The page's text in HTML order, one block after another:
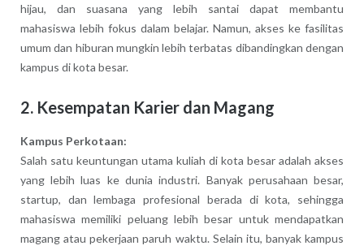
hijau, dan suasana yang lebih santai dapat membantu
mahasiswa lebih fokus dalam belajar. Namun, akses ke fasilitas
umum dan hiburan mungkin lebih terbatas dibandingkan dengan
kampus di kota besar.
2. Kesempatan Karier dan Magang
Kampus Perkotaan:
Salah satu keuntungan utama kuliah di kota besar adalah akses
yang lebih luas ke dunia industri. Banyak perusahaan besar,
startup, dan lembaga profesional berada di kota, sehingga
mahasiswa memiliki peluang lebih besar untuk mendapatkan
magang atau pekerjaan paruh waktu. Selain itu, banyak kampus